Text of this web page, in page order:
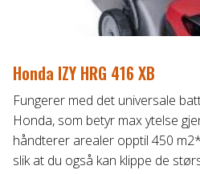
Honda IZY HRG 416 XB
Fungerer med det universale
Honda, som betyr max ytelse
håndterer arealer opptil 450
slik at du også kan klippe de